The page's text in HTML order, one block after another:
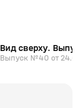
Вид сверху.
Выпуск №40 от